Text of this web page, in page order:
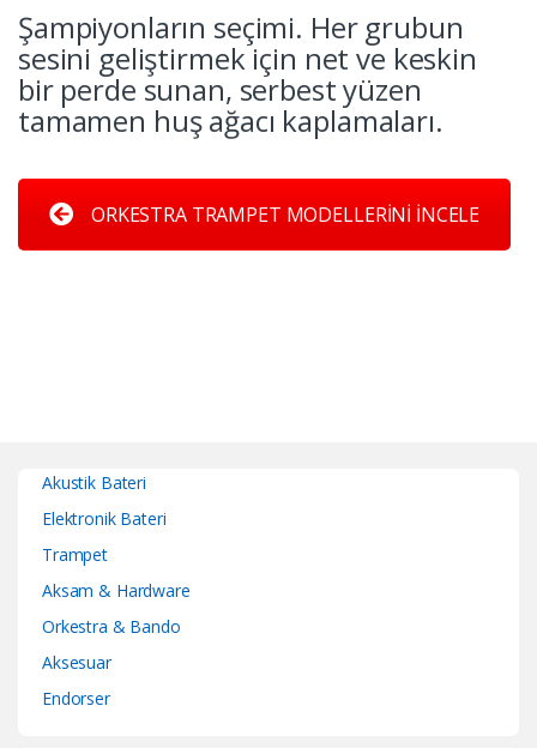
Şampiyonların seçimi. Her grubun
sesini geliştirmek için net ve keskin
bir perde sunan, serbest yüzen
tamamen huş ağacı kaplamaları.
ORKESTRA TRAMPET MODELLERİNİ İNCELE
Akustik Bateri
Elektronik Bateri
Trampet
Aksam & Hardware
Orkestra & Bando
Aksesuar
Endorser